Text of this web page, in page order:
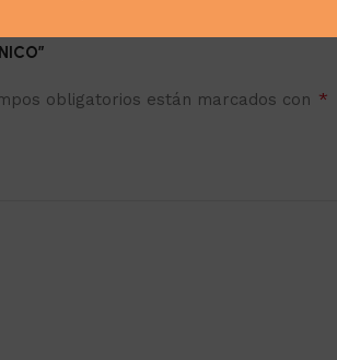
obligatorios están marcados con *